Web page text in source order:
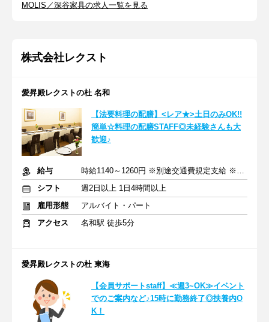
MOLIS／深谷家具の求人一覧を見る
株式会社レクスト
愛昇殿レクストの杜 名和
【法要料理の配膳】<レア★>土日のみOK!!
簡単☆料理の配膳STAFF◎未経験さんも大
歓迎♪
給与
時給1140～1260円 ※別途交通費規定支給 ※土日祝は時給10%UP
シフト
週2日以上 1日4時間以上
雇用形態
アルバイト・パート
アクセス
名和駅 徒歩5分
愛昇殿レクストの杜 東海
【会員サポートstaff】≪週3~OK≫イベント
でのご案内など♪15時に勤務終了◎扶養内O
K！